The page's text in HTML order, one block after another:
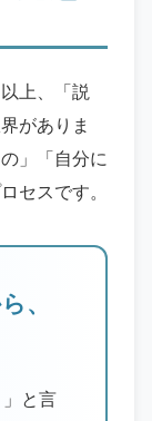
上、「説
がありま
」「自分に
セスです。
、
と言